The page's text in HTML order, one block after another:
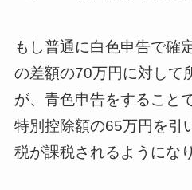
もし普通に白色申告で確
の差額の70万円に対して
が、青色申告をすること
特別控除額の65万円を引
税が課税されるようにな